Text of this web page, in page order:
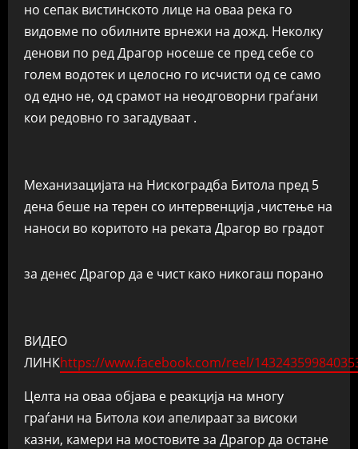
но сепак вистинското лице на оваа река го
видовме по обилните врнежи на дожд. Неколку
денови по ред Драгор носеше се пред себе со
голем водотек и целосно го исчисти од се само
од едно не, од срамот на неодговорни граѓани
кои редовно го загадуваат .
Механизацијата на Нискоградба Битола пред 5
дена беше на терен со интервенција ,чистење на
наноси во коритото на реката Драгор во градот
за денес Драгор да е чист како никогаш порано
ВИДЕО
ЛИНКhttps://www.facebook.com/reel/
Целта на оваа објава е реакција на многу
граѓани на Битола кои апелираат за високи
казни, камери на мостовите за Драгор да остане